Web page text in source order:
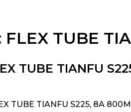
FLEX TUBE
TUBE TIANFU
TUBE TIANFU S225, 8A